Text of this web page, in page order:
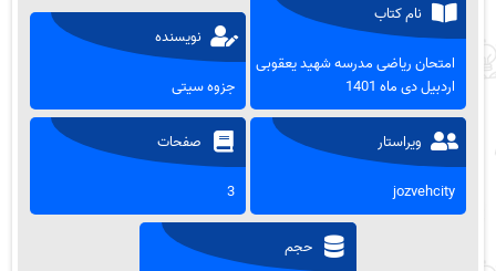
نام کتاب
امتحان ریاضی مدرسه شهید یعقوبی
اردبیل دی ماه 1401
نویسنده
جزوه سیتی
ویراستار
jozvehcity
صفحات
3
حجم